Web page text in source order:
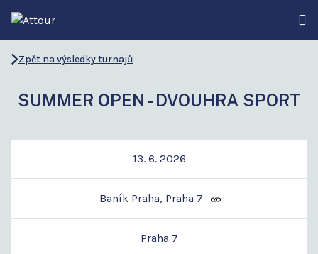
Zpět na výsledky turnajů
SUMMER OPEN - DVOUHRA SPORT
13. 6. 2026
Baník Praha, Praha 7
Praha 7